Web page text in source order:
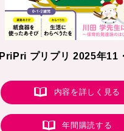
PriPri プリプリ 2025年11
内容を詳しく見る
年間購読する